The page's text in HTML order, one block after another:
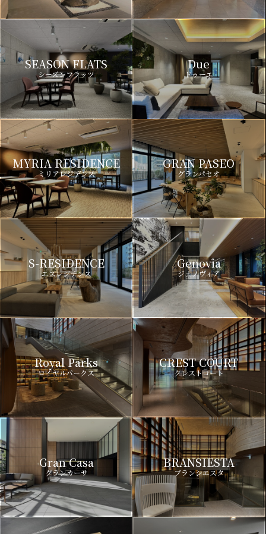
SEASON FLATS
シーズンフラッツ
Due
ドゥーエ
MYRIA RESIDENCE
ミリアレジデンス
GRAN PASEO
グランパセオ
S-RESIDENCE
エスレジデンス
Genovia
ジェノヴィア
Royal Parks
ロイヤルパークス
CREST COURT
クレストコート
Gran Casa
グランカーサ
BRANSIESTA
ブランシエスタ